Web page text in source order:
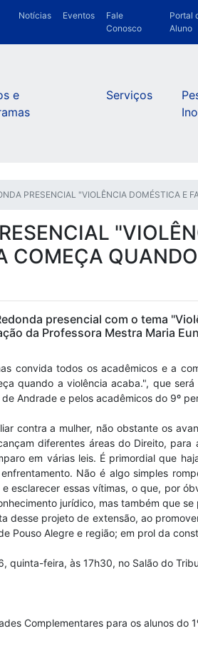
Notícias Eventos
Fale
Conosco
Portal
Aluno
e
Serviços
PRESENCIAL "VIOLÊNCIA DOMÉSTICA E
COMEÇA
presencial com o tema
da Professora Mestra Maria
convida todos os acadêmicos e a
quando a violência acaba.", que
Andrade e pelos acadêmicos do 9º
contra a mulher, não obstante os
diferentes áreas do Direito,
em várias leis. É primordial que
Não é algo simples
esclarecer essas vítimas, o que, por
jurídico, mas também que
desse projeto de extensão, ao
Pouso Alegre e região; em prol da
quinta-feira, às 17h30, no Salão do
Complementares para os alunos do